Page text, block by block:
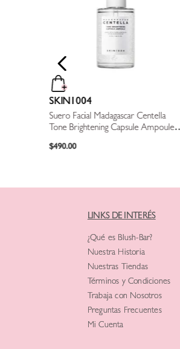
SKIN1004
Suero Facial Madagascar Centella
Tone Brightening Capsule Ampoule -
$490.00
LINKS DE INTERÉS
¿Qué es Blush-Bar?
Nuestra Historia
Nuestras Tiendas
Términos y Condiciones
Trabaja con Nosotros
Preguntas Frecuentes
Mi Cuenta